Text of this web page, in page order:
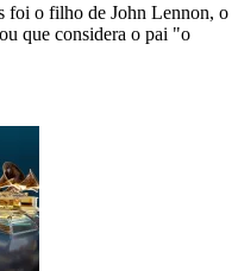
foi o filho de John Lennon, o
que considera o pai "o